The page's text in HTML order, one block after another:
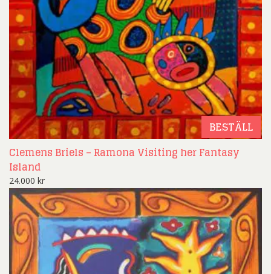
BESTÄLL
Clemens Briels – Ramona Visiting her Fantasy
Island
24.000 kr